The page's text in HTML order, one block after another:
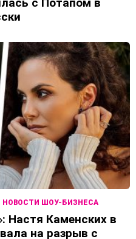
с Потапом в
НОВОСТИ ШОУ-БИЗНЕСА
Настя Каменских в
на разрыв с